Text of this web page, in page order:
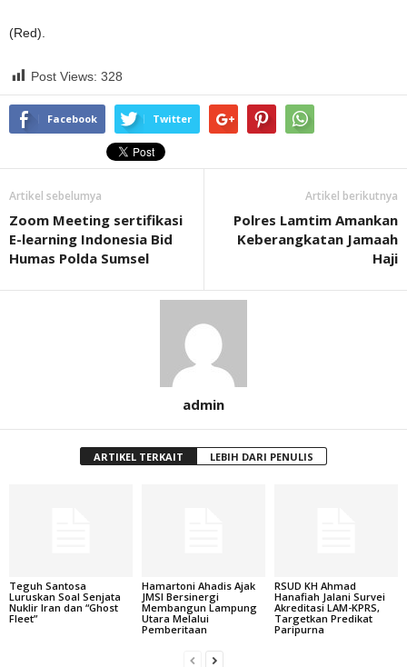
(Red).
Post Views: 328
Facebook Twitter
Artikel sebelumya
Zoom Meeting sertifikasi
E-learning Indonesia Bid
Humas Polda Sumsel
Artikel berikutnya
Polres Lamtim Amankan
Keberangkatan Jamaah
Haji
admin
ARTIKEL TERKAIT LEBIH DARI PENULIS
Teguh Santosa
Luruskan Soal Senjata
Nuklir Iran dan “Ghost
Fleet”
Hamartoni Ahadis Ajak
JMSI Bersinergi
Membangun Lampung
Utara Melalui
Pemberitaan
RSUD KH Ahmad
Hanafiah Jalani Survei
Akreditasi LAM-KPRS,
Targetkan Predikat
Paripurna